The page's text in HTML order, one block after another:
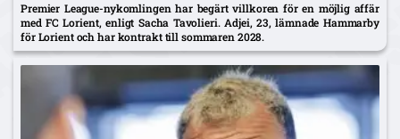
Premier League-nykomlingen har begärt villkoren för en möjlig affär
med FC Lorient, enligt Sacha Tavolieri. Adjei, 23, lämnade Hammarby
för Lorient och har kontrakt till sommaren 2028.